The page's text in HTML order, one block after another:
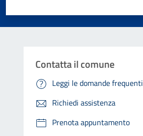
Contatta il comune
Leggi le domande frequenti
Richiedi assistenza
Prenota appuntamento